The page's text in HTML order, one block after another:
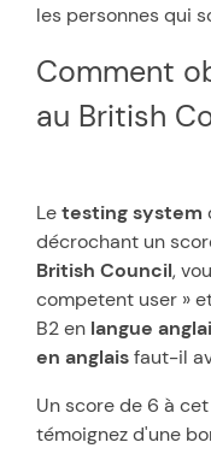
les personnes qui
Comment obtenir un score de 6
au British
Letesting system
décrochant un
British Council,
competent user »
B2 en langue
en anglaisfaut-il
Un score de 6 à cet
témoignez d'une